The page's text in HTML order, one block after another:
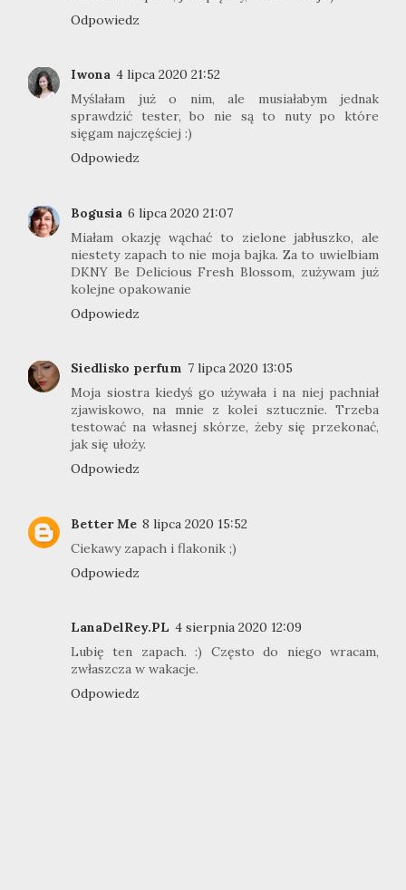
Odpowiedz
Iwona 4 lipca 2020 21:52
Myślałam już o nim, ale musiałabym jednak
sprawdzić tester, bo nie są to nuty po które
sięgam najczęściej :)
Odpowiedz
Bogusia 6 lipca 2020 21:07
Miałam okazję wąchać to zielone jabłuszko, ale
niestety zapach to nie moja bajka. Za to uwielbiam
DKNY Be Delicious Fresh Blossom, zużywam już
kolejne opakowanie
Odpowiedz
Siedlisko perfum 7 lipca 2020 13:05
Moja siostra kiedyś go używała i na niej pachniał
zjawiskowo, na mnie z kolei sztucznie. Trzeba
testować na własnej skórze, żeby się przekonać,
jak się ułoży.
Odpowiedz
Better Me 8 lipca 2020 15:52
Ciekawy zapach i flakonik ;)
Odpowiedz
LanaDelRey.PL 4 sierpnia 2020 12:09
Lubię ten zapach. :) Często do niego wracam,
zwłaszcza w wakacje.
Odpowiedz